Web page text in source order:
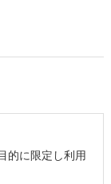
的に限定し利用